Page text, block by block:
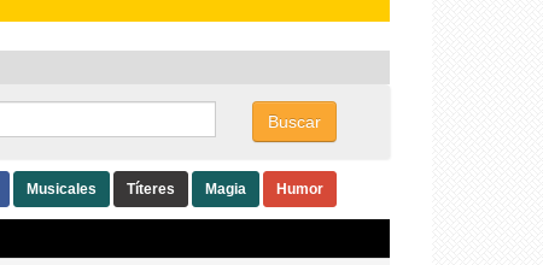
Buscar
Musicales Títeres Magia Humor